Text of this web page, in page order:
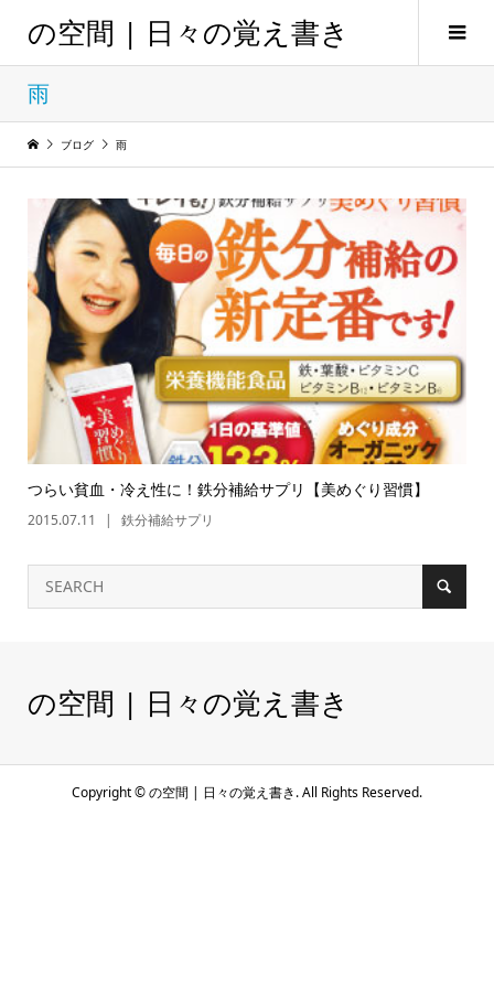
の空間 | 日々の覚え書き
雨
ブログ 雨
つらい貧血・冷え性に！鉄分補給サプリ【美めぐり習慣】
2015.07.11 鉄分補給サプリ
の空間 | 日々の覚え書き
Copyright ©の空間 | 日々の覚え書き. All Rights Reserved.